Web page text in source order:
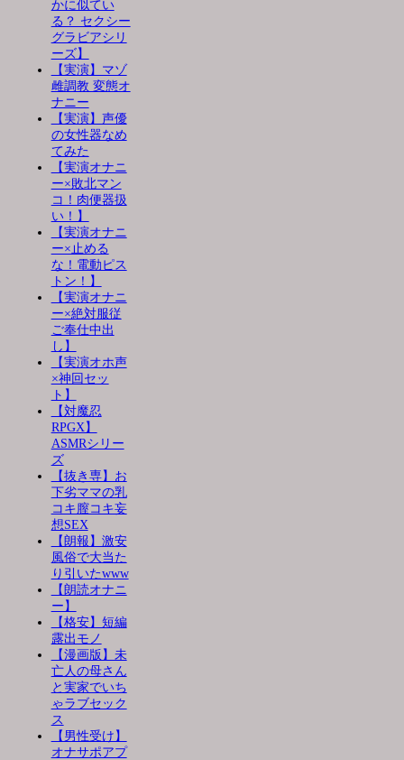
かに似てい
る？ セクシー
グラビアシリ
ーズ】
【実演】マゾ
雌調教 変態オ
ナニー
【実演】声優
の女性器なめ
てみた
【実演オナニ
ー×敗北マン
コ！肉便器扱
い！】
【実演オナニ
ー×止める
な！電動ピス
トン！】
【実演オナニ
ー×絶対服従
ご奉仕中出
し】
【実演オホ声
×神回セッ
ト】
【対魔忍
RPGX】
ASMRシリー
ズ
【抜き専】お
下劣ママの乳
コキ膣コキ妄
想SEX
【朗報】激安
風俗で大当た
り引いたwww
【朗読オナニ
ー】
【格安】短編
露出モノ
【漫画版】未
亡人の母さん
と実家でいち
ゃラブセック
ス
【男性受け】
オナサポアプ